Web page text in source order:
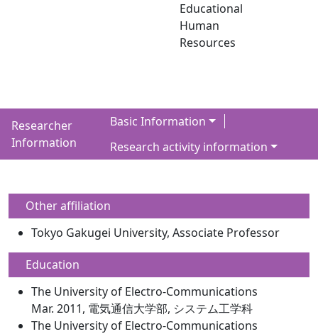
Educational
Human
Resources
Researcher
Information
Basic Information
Research activity information
Other affiliation
Tokyo Gakugei University, Associate Professor
Education
The University of Electro-Communications
Mar. 2011, 電気通信大学部, システム工学科
The University of Electro-Communications